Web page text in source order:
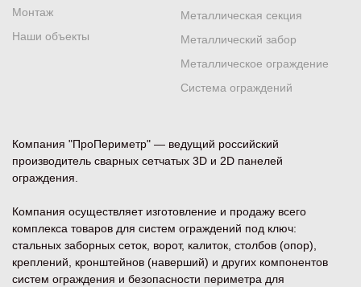
Компания "ПроПериметр" — ведущий российский
производитель сварных сетчатых 3D и 2D панелей
ограждения.
Компания осуществляет изготовление и продажу всего
комплекса товаров для систем ограждений под ключ:
стальных заборных сеток, ворот, калиток, столбов (опор),
креплений, кронштейнов (наверший) и других компонентов
систем ограждения и безопасности периметра для
Металлическая секция
Металлический забор
Металлическое ограждение
Система ограждений
Монтаж
Наши объекты